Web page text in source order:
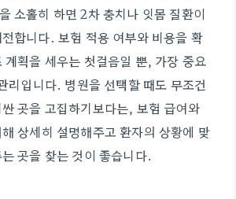
소홀히 하면 2차 충치나 잇몸 질환이
합니다. 보험 적용 여부와 비용을 확
계획을 세우는 첫걸음일 뿐, 가장 중요
리입니다. 병원을 선택할 때도 무조건
곳을 고집하기보다는, 보험 급여와
상세히 설명해주고 환자의 상황에 맞
곳을 찾는 것이 좋습니다.